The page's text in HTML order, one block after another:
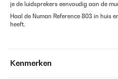
je de luidsprekers eenvoudig aan de
Haal de Numan Reference 803 in huis
heeft.
Kenmerken